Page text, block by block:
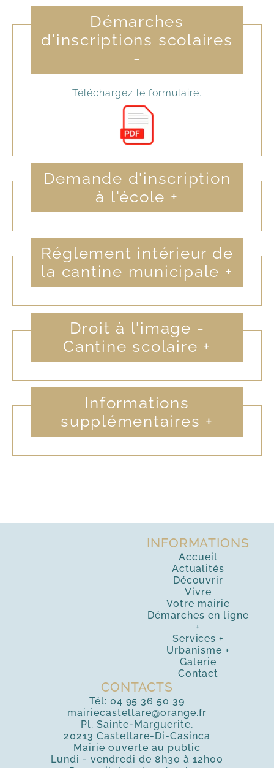
Démarches
d'inscriptions scolaires
-
Téléchargez le formulaire.
Demande d'inscription
à l'école +
Réglement intérieur de
la cantine municipale +
Droit à l'image -
Cantine scolaire +
Informations
supplémentaires +
INFORMATIONS
Accueil
Actualités
Découvrir
Vivre
Votre mairie
Démarches en ligne
+
Services +
Urbanisme +
Galerie
Contact
CONTACTS
Tél: 04 95 36 50 39
mairiecastellare@orange.fr
Pl. Sainte-Marguerite,
20213Castellare-Di-Casinca
Mairie ouverte au public
Lundi - vendredi de 8h30 à 12h00
Par mail de 14h00 à 16h00